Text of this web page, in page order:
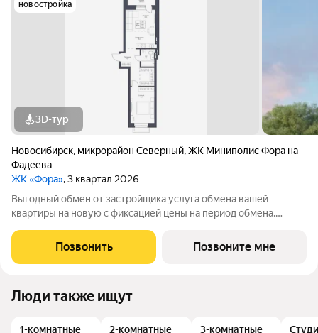
новостройка
3D-тур
Новосибирск, микрорайон Северный,ЖК Миниполис Фора на
Фадеева
ЖК «Фора», 3 квартал 2026
Выгодный обмен от застройщика услуга обмена вашей
квартиры на новую с фиксацией цены на период обмена.
самый выгодный вариант покупки. Продается 2-комн. студия с
предчистовой отделкой. Квартира
Позвонить Позвоните мне
Люди также ищут
1-комнатные 2-комнатные 3-комнатные